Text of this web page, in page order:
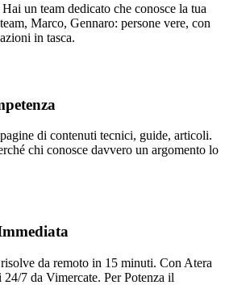
un team dedicato che conosce la tua
Marco, Gennaro: persone vere, con
in tasca.
di contenuti tecnici, guide, articoli.
chi conosce davvero un argomento lo
da remoto in 15 minuti. Con Atera
7 da Vimercate. Per Potenza il